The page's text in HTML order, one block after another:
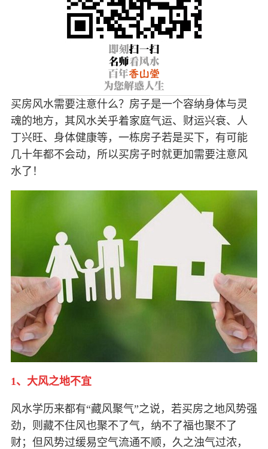
买房风水需要注意什么？房子是一个容纳身体与灵
魂的地方，其风水关乎着家庭气运、财运兴衰、人
丁兴旺、身体健康等，一栋房子若是买下，有可能
几十年都不会动，所以买房子时就更加需要注意风
水了！
1、大风之地不宜
风水学历来都有“藏风聚气”之说，若买房之地风势强
劲，则藏不住风也聚不了气，纳不了福也聚不了
财；但风势过缓易空气流通不顺，久之浊气过浓，